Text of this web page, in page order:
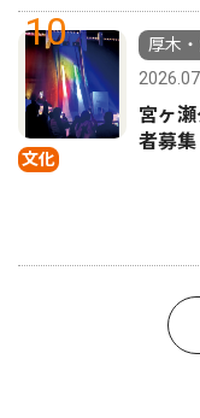
10
文化
厚木・
宮ヶ
者募集